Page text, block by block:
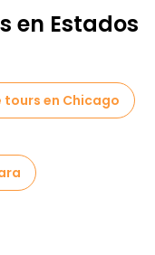
en Estados
tours en Chicago